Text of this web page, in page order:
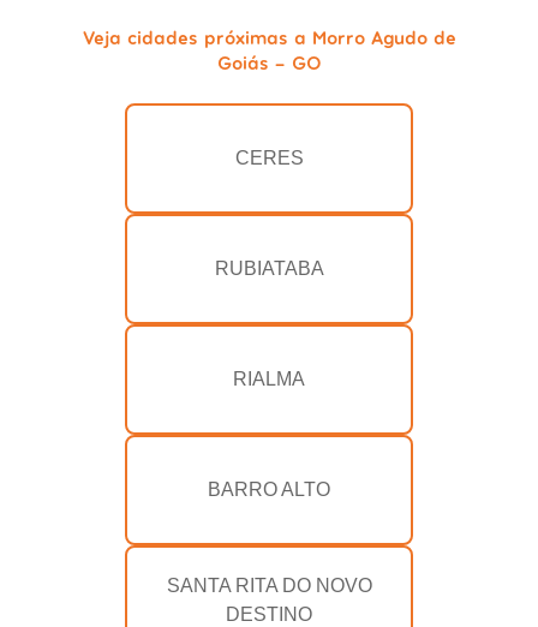
Veja cidades próximas a Morro Agudo de
Goiás - GO
CERES
RUBIATABA
RIALMA
BARRO ALTO
SANTA RITA DO NOVO
DESTINO